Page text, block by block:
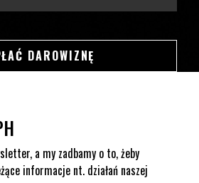
DAROWIZNĘ
a my zadbamy o to, żeby
informacje nt. działań naszej